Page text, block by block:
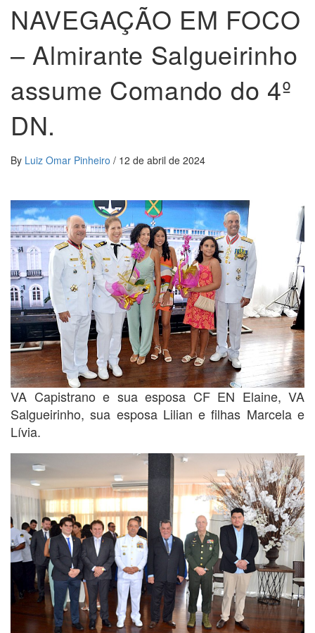
NAVEGAÇÃO EM FOCO
– Almirante Salgueirinho
assume Comando do 4º
DN.
By Luiz Omar Pinheiro / 12 de abril de 2024
VA Capistrano e sua esposa CF EN Elaine, VA
Salgueirinho, sua esposa Lilian e filhas Marcela e
Lívia.